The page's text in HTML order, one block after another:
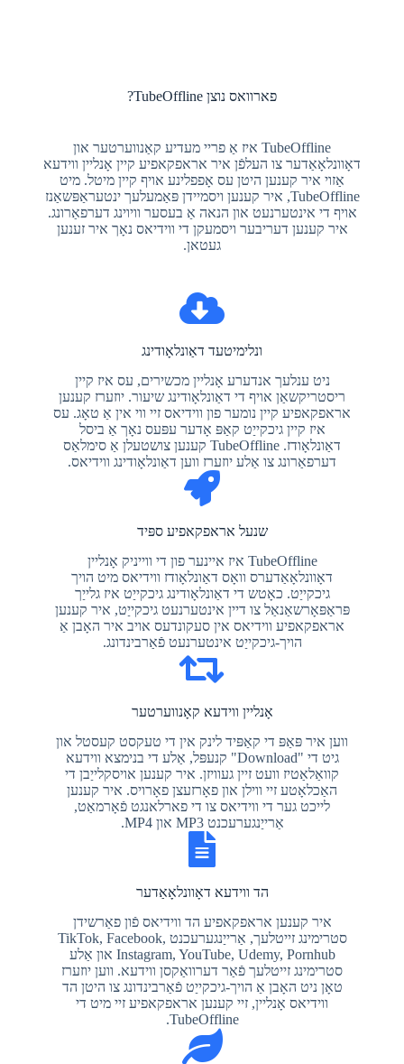
פארוואס נוצן TubeOffline?
TubeOffline איז אַ פריי מעדיע קאַנווערטער און
דאָוונלאָאַדער צו העלפֿן איר אראפקאפיע קיין אָנליין ווידעא
אַזוי איר קענען היטן עס אָפפלינע אויף קיין מיטל. מיט
TubeOffline, איר קענען ויסמיידן פּאַמעלעך ינטעראַפּשאַנז
אויף די אינטערנעט און הנאה אַ בעסער וויוינג דערפאַרונג.
איר קענען דעריבער ויסמעקן די ווידיאס נאָך איר זענען
געטאן.
ונלימיטעד דאַונלאָודינג
ניט ענלעך אנדערע אָנליין מכשירים, עס איז קיין
ריסטריקשאַן אויף די דאַונלאָודינג שיעור. יוזערז קענען
אראפקאפיע קיין נומער פון ווידיאס זיי ווי אין אַ טאָג. עס
איז קיין גיכקייַט קאַפּ אָדער עפּעס נאָך אַ ביסל
דאַונלאָודז. TubeOffline קענען צושטעלן אַ סימלאַס
דערפאַרונג צו אַלע יוזערז ווען דאַונלאָודינג ווידיאס.
שנעל אראפקאפיע ספּיד
TubeOffline איז איינער פון די ווייניק אָנליין
דאָוונלאָאַדערס וואָס דאַונלאָודז ווידיאס מיט הויך
גיכקייַט. כאָטש די דאַונלאָודינג גיכקייַט איז גלייַך
פּראַפּאָרשאַנאַל צו דיין אינטערנעט גיכקייַט, איר קענען
אראפקאפיע ווידיאס אין סעקונדעס אויב איר האָבן אַ
הויך-גיכקייַט אינטערנעט פֿאַרבינדונג.
אָנליין ווידעא קאָנווערטער
ווען איר פּאַפּ די קאַפּיד לינק אין די טעקסט קעסטל און
גיט די "Download" קנעפּל, אַלע די בנימצא ווידעא
קוואַלאַטיז וועט זיין געוויזן. איר קענען אויסקלייַבן די
האַכלאָטע זיי ווילן און פאָרזעצן פאָרויס. איר קענען
לייכט גער די ווידיאס צו די פארלאנגט פֿאָרמאַט,
אַרייַנגערעכנט MP3 און MP4.
הד ווידעא דאָוונלאָאַדער
איר קענען אראפקאפיע הד ווידיאס פֿון פאַרשידן
סטרימינג זייטלעך, אַרייַנגערעכנט TikTok, Facebook,
Instagram, YouTube, Udemy, Pornhub און אַלע
סטרימינג זייטלעך פֿאַר דערוואַקסן ווידעא. ווען יוזערז
טאָן ניט האָבן אַ הויך-גיכקייַט פֿאַרבינדונג צו היטן הד
ווידיאס אָנליין, זיי קענען אראפקאפיע זיי מיט די
TubeOffline.